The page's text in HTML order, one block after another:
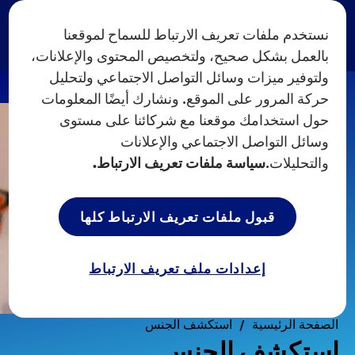
الصفحة الرئيسية استكشف الجنس
نستخدم ملفات تعريف الارتباط للسماح لموقعنا
بالعمل بشكل صحيح، ولتخصيص المحتوى والإعلانات،
ولتوفير ميزات وسائل التواصل الاجتماعي ولتحليل
حركة المرور على الموقع. ونشارك أيضًا المعلومات
حول استخدامك موقعنا مع شركائنا على مستوى
وسائل التواصل الاجتماعي والإعلانات
والتحليلات.سياسة ملفات تعريف الارتباط.
إعدادات ملف تعريف الارتباط
قبول ملفات تعريف الارتباط كلها